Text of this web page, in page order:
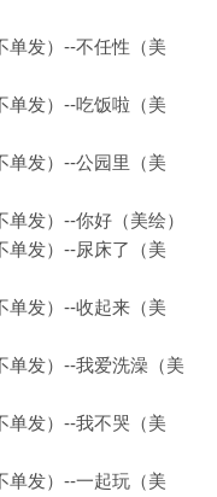
单发）--不任性（美
单发）--吃饭啦（美
单发）--公园里（美
发）--你好（美绘）
单发）--尿床了（美
单发）--收起来（美
单发）--我爱洗澡（美
单发）--我不哭（美
单发）--一起玩（美